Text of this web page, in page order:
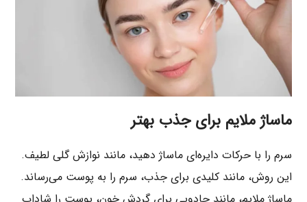
ماساژ ملایم برای جذب بهتر
سرم را با حرکات دایره‌ای ماساژ دهید، مانند نوازش گلی لطیف.
این روش، مانند کلیدی برای جذب، سرم را به پوست می‌رساند.